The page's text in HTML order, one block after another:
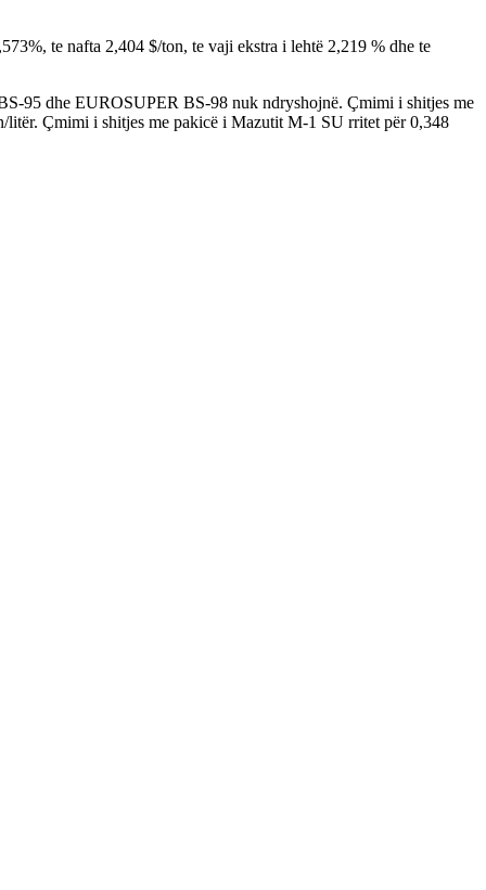
te nafta 2,404 $/ton, te vaji ekstra i lehtë 2,219 % dhe te
95 dhe EUROSUPER BS-98 nuk ndryshojnë. Çmimi i shitjes me
Çmimi i shitjes me pakicë i Мazutit М-1 SU rritet për 0,348